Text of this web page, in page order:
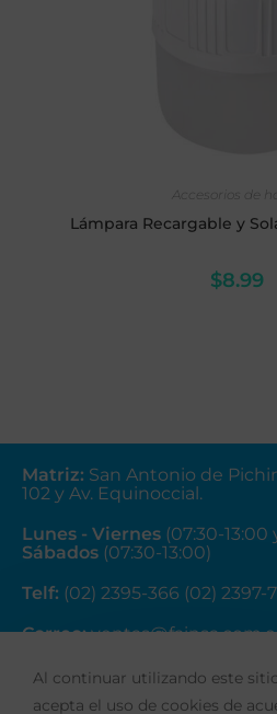
Accesorios de
Lámpara Recargable y
$8.99
Matriz: San Antonio de
102 y Av. Equinoccial.
Lunes - Viernes (07:30-13:00
Sábados (07:30-13:00)
Telf: (02) 2395-366 (02) 2397-
Correo:
Al continuar utilizando este
acepta el uso de cookies de